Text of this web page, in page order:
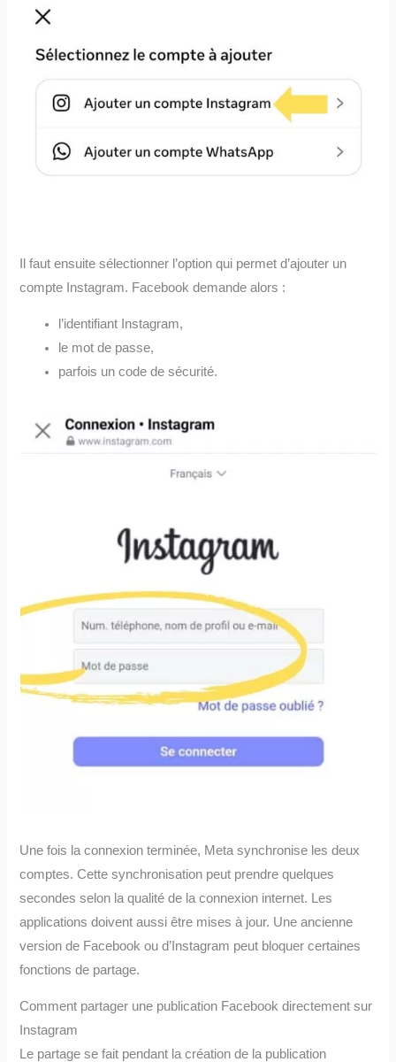
Il faut ensuite sélectionner l’option qui permet d’ajouter un
compte Instagram. Facebook demande alors :
l’identifiant Instagram,
le mot de passe,
parfois un code de sécurité.
Une fois la connexion terminée, Meta synchronise les deux
comptes. Cette synchronisation peut prendre quelques
secondes selon la qualité de la connexion internet. Les
applications doivent aussi être mises à jour. Une ancienne
version de Facebook ou d’Instagram peut bloquer certaines
fonctions de partage.
Comment partager une publication Facebook directement sur
Instagram
Le partage se fait pendant la création de la publication